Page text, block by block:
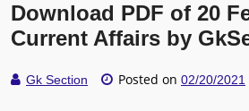
Download PDF of 20
Current Affairs by
Gk Section Posted on 02/20/2021